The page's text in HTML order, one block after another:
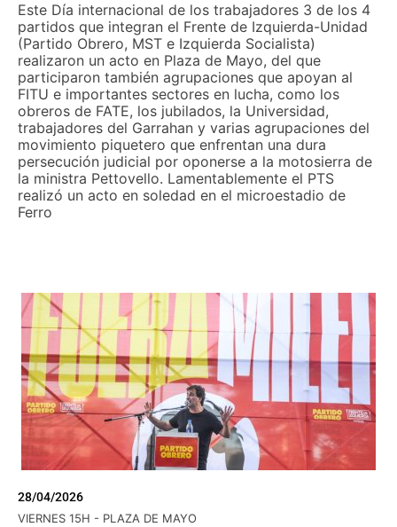
Este Día internacional de los trabajadores 3 de los 4
partidos que integran el Frente de Izquierda-Unidad
(Partido Obrero, MST e Izquierda Socialista)
realizaron un acto en Plaza de Mayo, del que
participaron también agrupaciones que apoyan al
FITU e importantes sectores en lucha, como los
obreros de FATE, los jubilados, la Universidad,
trabajadores del Garrahan y varias agrupaciones del
movimiento piquetero que enfrentan una dura
persecución judicial por oponerse a la motosierra de
la ministra Pettovello. Lamentablemente el PTS
realizó un acto en soledad en el microestadio de
Ferro
28/04/2026
VIERNES 15H - PLAZA DE MAYO